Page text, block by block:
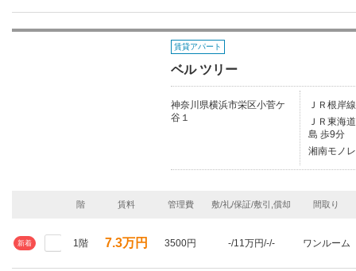
賃貸アパート
ベル ツリー
神奈川県横浜市栄区小菅ケ
谷１
ＪＲ根岸
ＪＲ東海
島 歩9分
湘南モノ
階 賃料 管理費 敷/礼/保証/敷引,償却 間取り
新着 1階 7.3万円 3500円 -/11万円/-/- ワンルーム